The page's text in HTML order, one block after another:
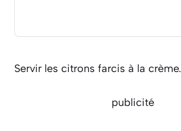
Servir les citrons farcis à la crème.
publicité